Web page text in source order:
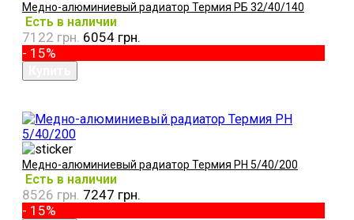
Медно-алюминиевый радиатор Термия РБ 32/40/140
Есть в наличии
7122 грн. 6054 грн.
- 15%
Медно-алюминиевый радиатор Термия РН 5/40/200
Есть в наличии
8526 грн. 7247 грн.
- 15%